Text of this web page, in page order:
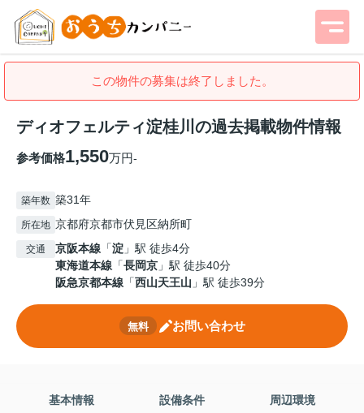
この物件の募集は終了しました。
ディオフェルティ淀桂川の過去掲載物件情報
参考価格1,550万円-
築年数 築31年
所在地 京都府京都市伏見区納所町
交通 京阪本線 「淀 」駅 徒歩4分
東海道本線 「長岡京 」駅 徒歩40分
阪急京都本線 「西山天王山 」駅 徒歩39分
無料 お問い合わせ
基本情報 設備条件 周辺環境